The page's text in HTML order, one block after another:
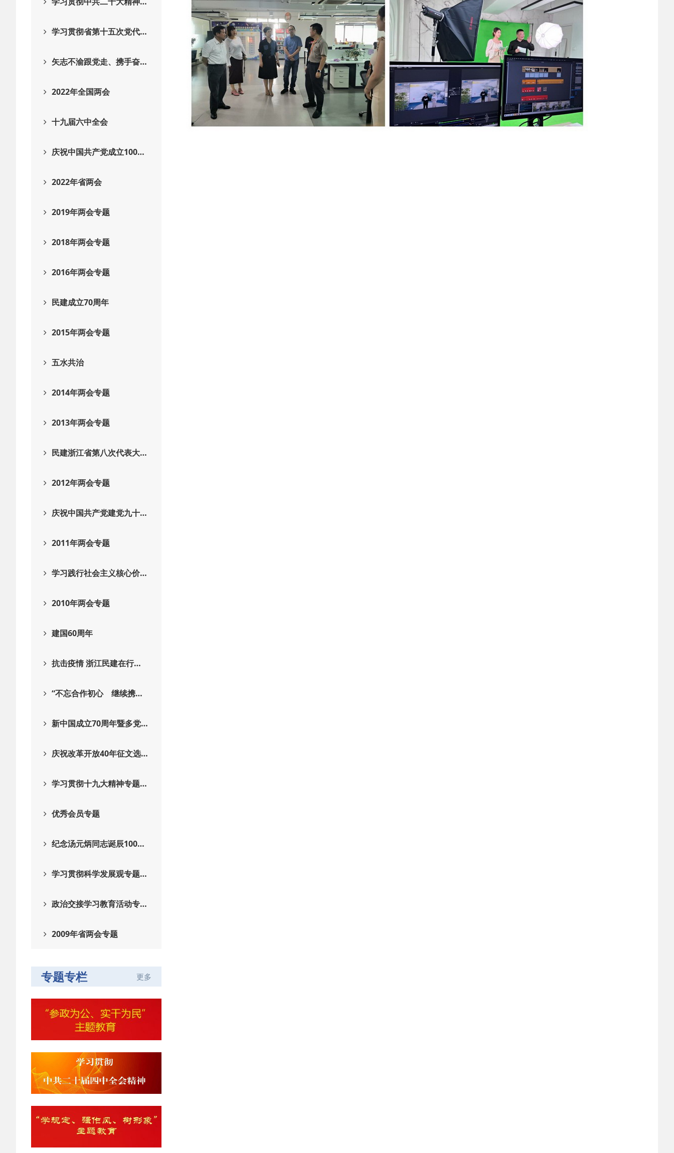
学习贯彻省第十五次党代…
矢志不渝跟党走、携手奋…
2022年全国两会
十九届六中全会
庆祝中国共产党成立100…
2022年省两会
2019年两会专题
2018年两会专题
2016年两会专题
民建成立70周年
2015年两会专题
五水共治
2014年两会专题
2013年两会专题
民建浙江省第八次代表大…
2012年两会专题
庆祝中国共产党建党九十…
2011年两会专题
学习践行社会主义核心价…
2010年两会专题
建国60周年
抗击疫情 浙江民建在行…
“不忘合作初心 继续携…
新中国成立70周年暨多党…
庆祝改革开放40年征文选…
学习贯彻十九大精神专题…
优秀会员专题
纪念汤元炳同志诞辰100…
学习贯彻科学发展观专题…
政治交接学习教育活动专…
2009年省两会专题
专题专栏 更多